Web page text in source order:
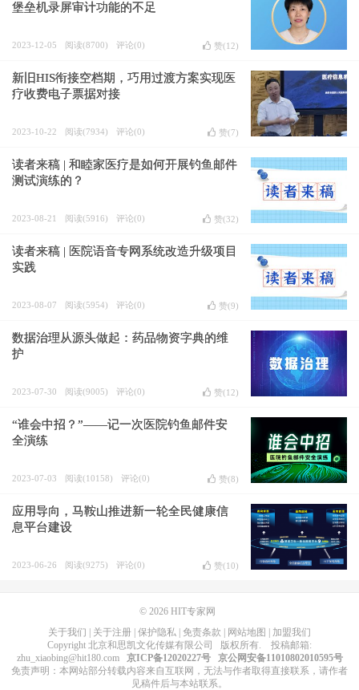
堡垒机录屏审计功能的不足
2023-12-05 阅读(8700) 评论(0) 赞(12)
新旧HIS衔接空档期，巧用过渡方案实现医
疗收费电子票据对接
2023-10-22 阅读(7934) 评论(0) 赞(7)
读者来稿 | 和睦家医疗是如何开展钓鱼邮件
测试演练的？
2023-08-21 阅读(5916) 评论(0) 赞(32)
读者来稿 | 医院语音专网系统改造升级项目
实践
2023-08-07 阅读(5954) 评论(0) 赞(9)
数据治理从源头做起：药品物资字典的维
护
2023-07-30 阅读(9005) 评论(0) 赞(12)
“谁会中招？”——记一次医院钓鱼邮件安
全演练
2023-07-03 阅读(10158) 评论(0) 赞(8)
应用导向，马鞍山推进新一轮全民健康信
息平台建设
2023-06-26 阅读(9275) 评论(0) 赞(10)
© 2026 HIT专家网
关于我们
关于注册 保护隐私 免责条款 网站地图
加盟我们
Copyright 北京和思凯文化传媒有限公司 版权所有. 投稿邮箱:
zhu_xiaobing@hit180.com
京ICP备12020227号
京公网安备11010802010595号
免责声明：本网站部分转载内容来自互联网，无法与作者取得直接联系，请作者
见稿件后与本站联系。